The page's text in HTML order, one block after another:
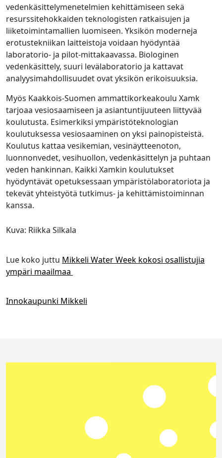
vedenkäsittelymenetelmien kehittämiseen sekä
resurssitehokkaiden teknologisten ratkaisujen ja
liiketoimintamallien luomiseen. Yksikön moderneja
erotustekniikan laitteistoja voidaan hyödyntää
laboratorio- ja pilot-mittakaavassa. Biologinen
vedenkäsittely, suuri levälaboratorio ja kattavat
analyysimahdollisuudet ovat yksikön erikoisuuksia.
Myös Kaakkois-Suomen ammattikorkeakoulu Xamk
tarjoaa vesiosaamiseen ja asiantuntijuuteen liittyvää
koulutusta. Esimerkiksi ympäristöteknologian
koulutuksessa vesiosaaminen on yksi painopisteistä.
Koulutus kattaa vesikemian, vesinäytteenoton,
luonnonvedet, vesihuollon, vedenkäsittelyn ja puhtaan
veden hankinnan. Kaikki Xamkin koulutukset
hyödyntävät opetuksessaan ympäristölaboratoriota ja
tekevät yhteistyötä tutkimus- ja kehittämistoiminnan
kanssa.
Kuva: Riikka Silkala
Lue koko juttu Mikkeli Water Week kokosi osallistujia
ympäri maailmaa
Innokaupunki Mikkeli